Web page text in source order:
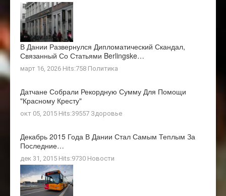
В Дании Развернулся Дипломатический Скандал,
Связанный Со Статьями Berlingske…
март 16, 2026 Hits:758 Политика
Датчане Собрали Рекордную Сумму Для Помощи
"Красному Кресту"
окт 05, 2015 Hits:39557 Здоровье
Декабрь 2015 Года В Дании Стал Самым Теплым За
Последние…
дек 31, 2015 Hits:9730 Новости